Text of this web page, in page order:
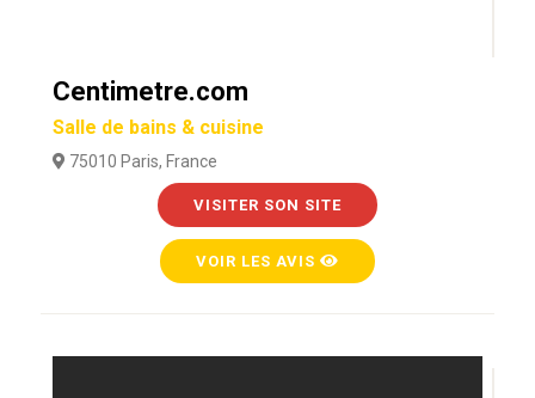
Centimetre.com
Salle de bains & cuisine
75010 Paris, France
VISITER SON SITE
VOIR LES AVIS